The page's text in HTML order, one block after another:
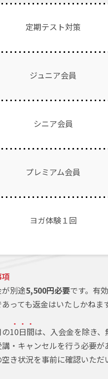
定期テスト対策
ジュニア会員
シニア会員
プレミアム会員
ヨガ体験１回
別途5,500円必要です。有
っても返金はいたしかねます
10日間は、入会金を除き
・キャンセルを行う必要が
き状況を事前に確認いただ